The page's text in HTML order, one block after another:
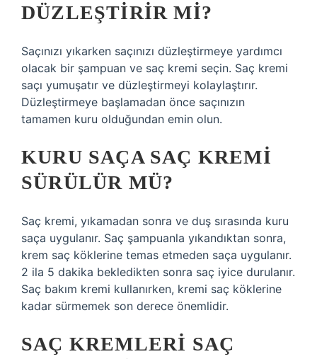
DÜZLEŞTIRIR MI?
Saçınızı yıkarken saçınızı düzleştirmeye yardımcı
olacak bir şampuan ve saç kremi seçin. Saç kremi
saçı yumuşatır ve düzleştirmeyi kolaylaştırır.
Düzleştirmeye başlamadan önce saçınızın
tamamen kuru olduğundan emin olun.
KURU SAÇA SAÇ KREMI
SÜRÜLÜR MÜ?
Saç kremi, yıkamadan sonra ve duş sırasında kuru
saça uygulanır. Saç şampuanla yıkandıktan sonra,
krem ​​saç köklerine temas etmeden saça uygulanır.
2 ila 5 dakika bekledikten sonra saç iyice durulanır.
Saç bakım kremi kullanırken, kremi saç köklerine
kadar sürmemek son derece önemlidir.
SAÇ KREMLERI SAÇ